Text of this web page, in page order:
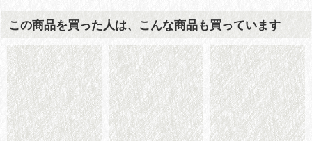
この商品を買った人は、こんな商品も買っています